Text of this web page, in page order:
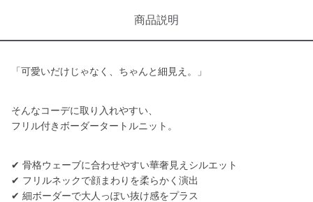
商品説明
「可愛いだけじゃなく、ちゃんと細見え。」
そんなコーデに取り入れやすい、
フリル付きボーダータートルニット。
✔ 骨格ウェーブに合わせやすい華奢見えシルエット
✔ フリルネックで顔まわりを柔らかく演出
✔ 細ボーダーで大人っぽい抜け感をプラス